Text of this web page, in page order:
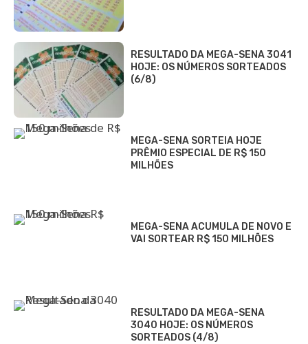
RESULTADO DA MEGA-SENA 3041
HOJE: OS NÚMEROS SORTEADOS
(6/8)
MEGA-SENA SORTEIA HOJE
PRÊMIO ESPECIAL DE R$ 150
MILHÕES
MEGA-SENA ACUMULA DE NOVO E
VAI SORTEAR R$ 150 MILHÕES
RESULTADO DA MEGA-SENA
3040 HOJE: OS NÚMEROS
SORTEADOS (4/8)